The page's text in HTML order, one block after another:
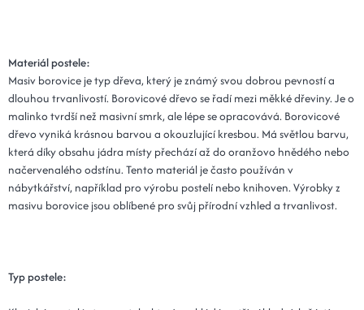
Materiál postele:
Masiv borovice je typ dřeva, který je známý svou dobrou pevností a
dlouhou trvanlivostí. Borovicové dřevo se řadí mezi měkké dřeviny. Je o
malinko tvrdší než masivní smrk, ale lépe se opracovává. Borovicové
dřevo vyniká krásnou barvou a okouzlující kresbou. Má světlou barvu,
která díky obsahu jádra místy přechází až do oranžovo hnědého nebo
načervenalého odstínu. Tento materiál je často používán v
nábytkářství, například pro výrobu postelí nebo knihoven. Výrobky z
masivu borovice jsou oblíbené pro svůj přírodní vzhled a trvanlivost.
Typ postele: